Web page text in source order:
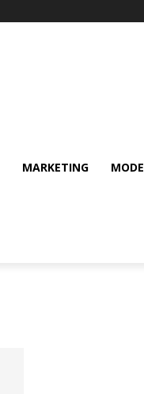
MARKETING MODE